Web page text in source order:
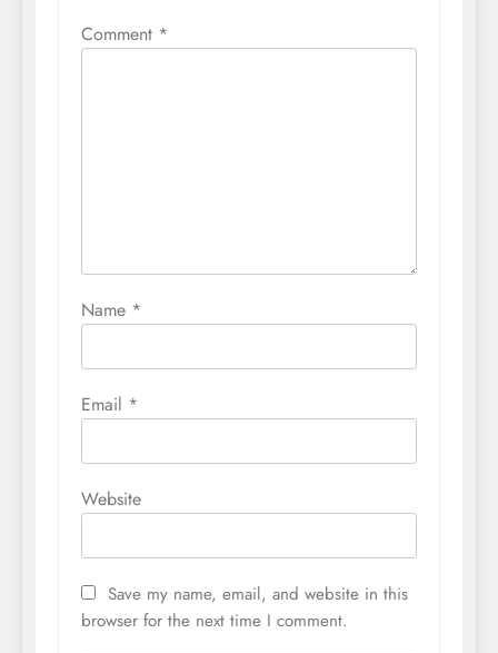
Comment *
Name *
Email *
Website
Save my name, email, and website in this
browser for the next time I comment.